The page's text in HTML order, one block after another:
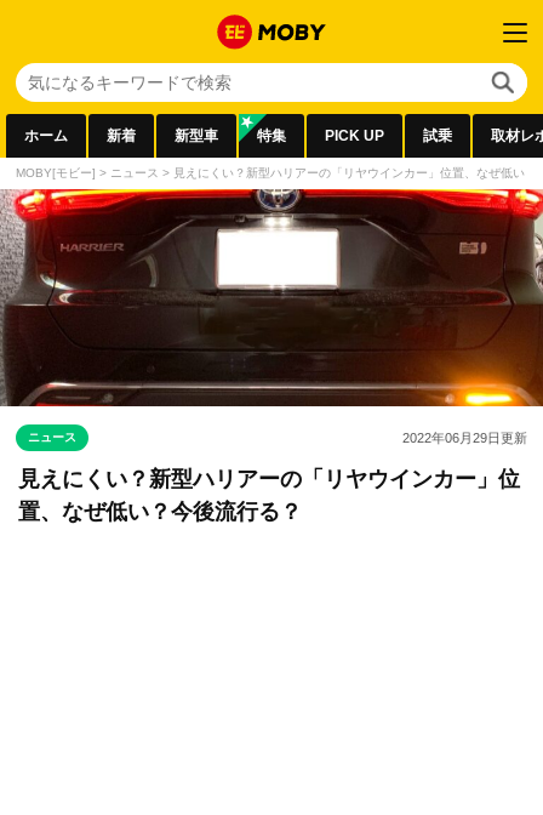
ホーム 新着 新型車 特集 PICK UP 試乗 取材レ
MOBY[モビー] > ニュース > 見えにくい？新型ハリアーの「リヤウインカー」位置、なぜ低い？
ニュース 2022年06月29日更新
見えにくい？新型ハリアーの「リヤウインカー」位
置、なぜ低い？今後流行る？